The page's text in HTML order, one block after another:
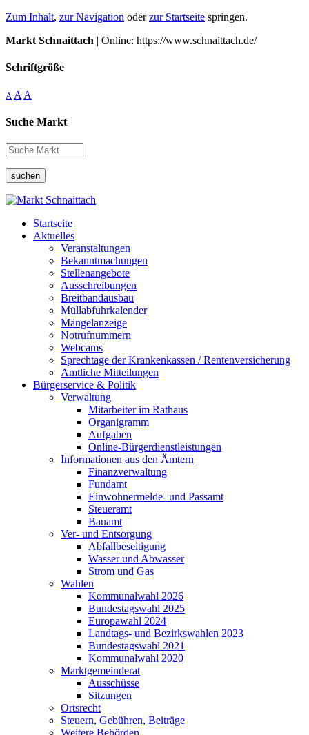
Zum Inhalt, zur Navigation oderzur Startseite springen.
Markt Schnaittach | Online: https://www.schnaittach.de/
Schriftgröße
A A A
Suche Markt
suchen
Startseite
Aktuelles
Veranstaltungen
Bekanntmachungen
Stellenangebote
Ausschreibungen
Breitbandausbau
Müllabfuhrkalender
Mängelanzeige
Notrufnummern
Webcams
Sprechtage der Krankenkassen / Rentenversicherung
Amtliche Mitteilungen
Bürgerservice & Politik
Verwaltung
Mitarbeiter im Rathaus
Organigramm
Aufgaben
Online-Bürgerdienstleistungen
Informationen aus den Ämtern
Finanzverwaltung
Fundamt
Einwohnermelde- und Passamt
Steueramt
Bauamt
Ver- und Entsorgung
Abfallbeseitigung
Wasser und Abwasser
Strom und Gas
Wahlen
Kommunalwahl 2026
Bundestagswahl 2025
Europawahl 2024
Landtags- und Bezirkswahlen 2023
Bundestagswahl 2021
Kommunalwahl 2020
Marktgemeinderat
Ausschüsse
Sitzungen
Ortsrecht
Steuern, Gebühren, Beiträge
Weitere Behörden